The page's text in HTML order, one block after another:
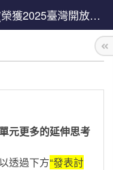
太空環境與探測-太空科技應用(榮獲2025臺灣開放教育卓越獎)
元更多的延伸思考
透過下方“發表討